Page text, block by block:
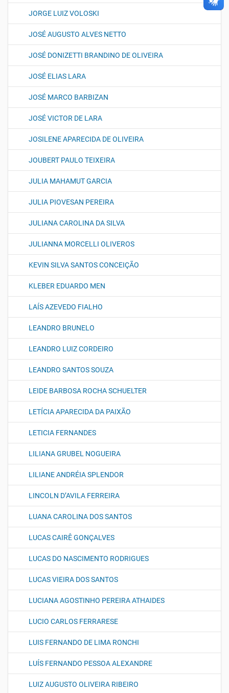
JORGE LUIZ VOLOSKI
JOSÉ AUGUSTO ALVES NETTO
JOSÉ DONIZETTI BRANDINO DE OLIVEIRA
JOSÉ ELIAS LARA
JOSÉ MARCO BARBIZAN
JOSÉ VICTOR DE LARA
JOSILENE APARECIDA DE OLIVEIRA
JOUBERT PAULO TEIXEIRA
JULIA MAHAMUT GARCIA
JULIA PIOVESAN PEREIRA
JULIANA CAROLINA DA SILVA
JULIANNA MORCELLI OLIVEROS
KEVIN SILVA SANTOS CONCEIÇÃO
KLEBER EDUARDO MEN
LAÍS AZEVEDO FIALHO
LEANDRO BRUNELO
LEANDRO LUIZ CORDEIRO
LEANDRO SANTOS SOUZA
LEIDE BARBOSA ROCHA SCHUELTER
LETÍCIA APARECIDA DA PAIXÃO
LETICIA FERNANDES
LILIANA GRUBEL NOGUEIRA
LILIANE ANDRÉIA SPLENDOR
LINCOLN D’AVILA FERREIRA
LUANA CAROLINA DOS SANTOS
LUCAS CAIRÊ GONÇALVES
LUCAS DO NASCIMENTO RODRIGUES
LUCAS VIEIRA DOS SANTOS
LUCIANA AGOSTINHO PEREIRA ATHAIDES
LUCIO CARLOS FERRARESE
LUIS FERNANDO DE LIMA RONCHI
LUÍS FERNANDO PESSOA ALEXANDRE
LUIZ AUGUSTO OLIVEIRA RIBEIRO